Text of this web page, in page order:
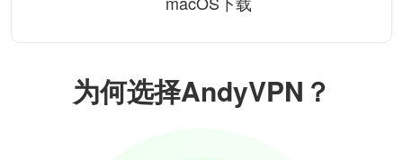
为何选择AndyVPN？